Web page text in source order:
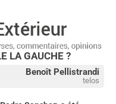
LA GAUCHE ?
Benoît Pellistrandi
telos